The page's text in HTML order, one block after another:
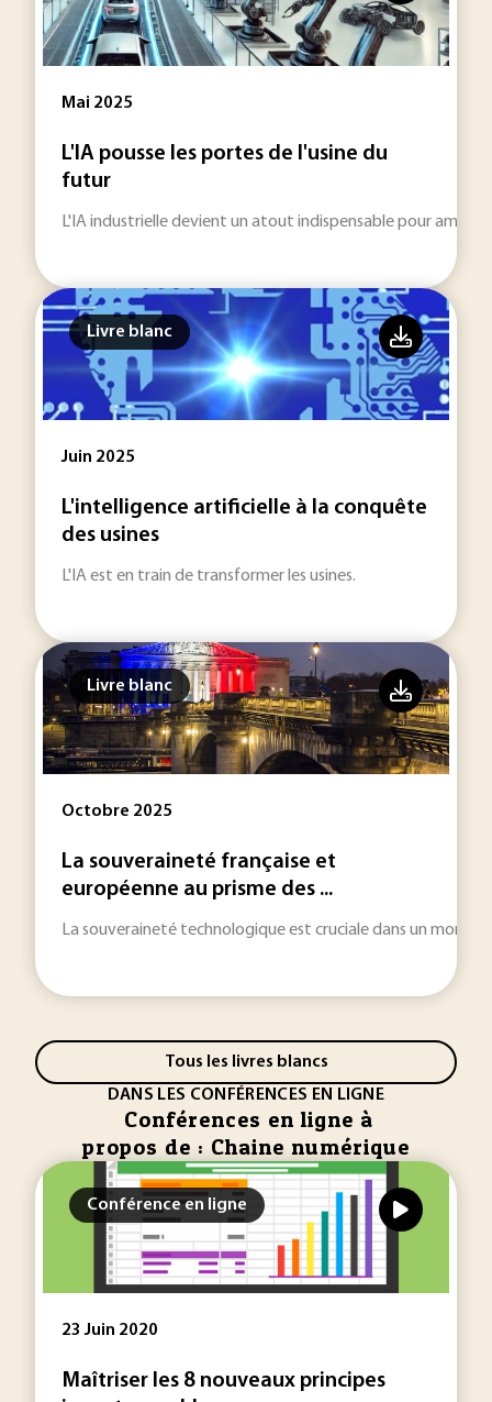
Mai 2025
L'IA pousse les portes de l'usine du
futur
L'IA industrielle devient un atout indispensable pour
Livre blanc
Juin 2025
L'intelligence artificielle à la conquête
des usines
L'IA est en train de transformer les usines.
Livre blanc
Octobre 2025
La souveraineté française et
européenne au prisme des ...
La souveraineté technologique est cruciale dans un monde
Tous les livres blancs
DANS LES CONFÉRENCES EN LIGNE
Conférences en ligne à
propos de : Chaine numérique
Conférence en ligne
23 Juin 2020
Maîtriser les 8 nouveaux principes